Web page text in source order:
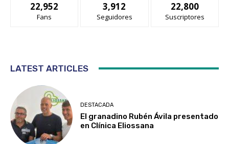
22,952
Fans
3,912
Seguidores
22,800
Suscriptores
LATEST ARTICLES
DESTACADA
El granadino Rubén Ávila presentado
en Clínica Eliossana